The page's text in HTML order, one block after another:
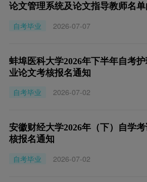
论文管理系统及论文指导教师名
自考毕业
2026-07-07
蚌埠医科大学2026年下半年自考
业论文考核报名通知
自考毕业
2026-07-02
安徽财经大学2026年（下）自学
核报名通知
自考毕业
2026-07-02